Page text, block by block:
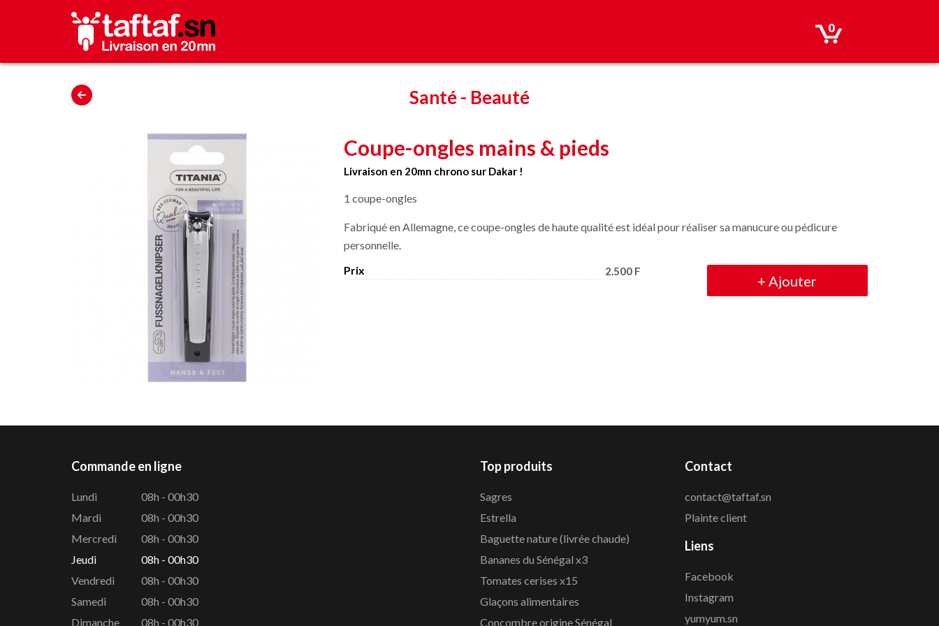
0
Santé- Beauté
Coupe-ongles mains & pieds
Livraison en 20mn chrono sur Dakar !
1 coupe-ongles
Fabriqué en Allemagne, ce coupe-ongles de haute qualité est idéal pour réaliser sa manucure ou pédicure
personnelle.
Prix
2.500 F
+ Ajouter
Commande en ligne
Lundi
08h - 00h30
Mardi
08h - 00h30
Mercredi
08h - 00h30
Jeudi
08h - 00h30
Vendredi
08h - 00h30
Samedi
08h - 00h30
Dimanche
08h - 00h30
Top produits
Sagres
Estrella
Baguette nature (livrée chaude)
Bananes du Sénégal x3
Tomates cerises x15
Glaçons alimentaires
Concombre origine Sénégal
Contact
contact@taftaf.sn
Plainte client
Liens
Facebook
Instagram
yumyum.sn